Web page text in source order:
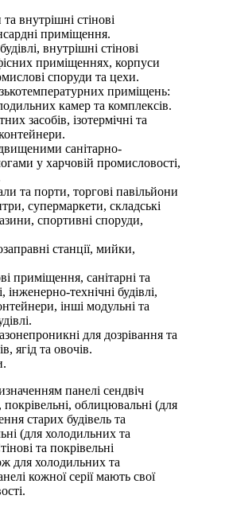
внутрішні стінові
приміщення.
внутрішні стінові
приміщеннях, корпуси
споруди та цехи.
приміщень:
камер та комплексів.
засобів, ізотермічні та
санітарно-
у харчовій промисловості,
та порти, торгові павільйони
супермаркети, складські
спортивні споруди,
станції, мийки,
приміщення, санітарні та
інженерно-технічні будівлі,
інші модульні та
для дозрівання та
ягід та овочів.
панелі сендвіч
покрівельні, облицювальні (для
старих будівель та
(для холодильних та
та покрівельні
для холодильних та
кожної серії мають свої